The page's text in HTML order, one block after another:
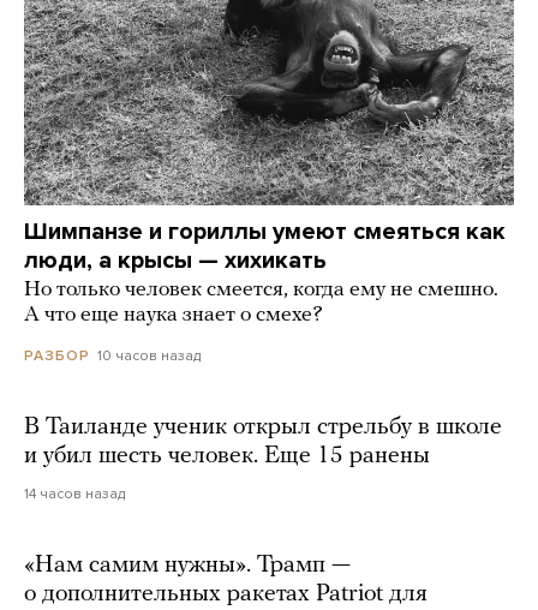
Шимпанзе и гориллы умеют смеяться как
люди, а крысы — хихикать
Но только человек смеется, когда ему не смешно.
А что еще наука знает о смехе?
РАЗБОР 10 часов назад
В Таиланде ученик открыл стрельбу в школе
и убил шесть человек. Еще 15 ранены
14 часов назад
«Нам самим нужны». Трамп —
о дополнительных ракетах Patriot для